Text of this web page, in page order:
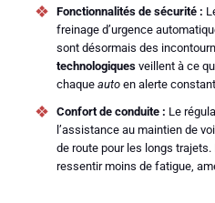
Fonctionnalités de sécurité :
freinage d’urgence
sont désormais des
technologiquesveillent à ce
chaque autoen alerte
Confort de conduite : Le
l’assistance au maintien de
de route pour les longs
ressentir moins de fatigue,